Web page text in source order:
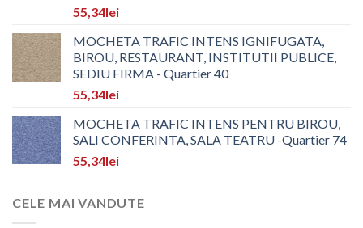
55,34lei
MOCHETA TRAFIC INTENS IGNIFUGATA,
BIROU, RESTAURANT, INSTITUTII PUBLICE,
SEDIU FIRMA - Quartier 40
55,34lei
MOCHETA TRAFIC INTENS PENTRU BIROU,
SALI CONFERINTA, SALA TEATRU -Quartier 74
55,34lei
CELE MAI VANDUTE